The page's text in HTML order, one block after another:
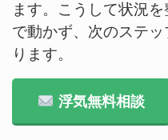
ます。こうして状況
で動かず、次のステ
ります。
浮気無料相談